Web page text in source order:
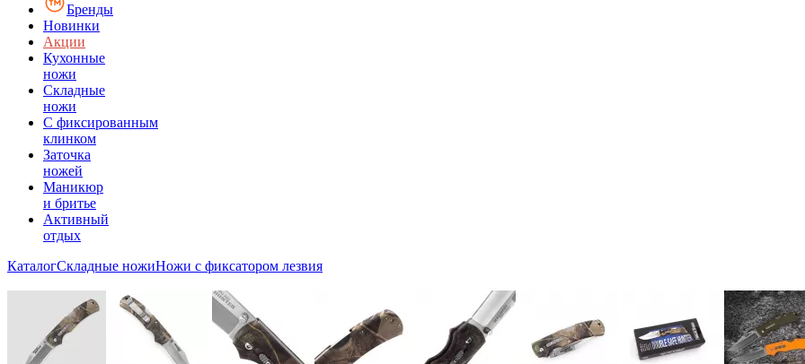
Бренды
Новинки
Акции
Кухонные
ножи
Складные
ножи
C фиксированным
клинком
Заточка
ножей
Маникюр
и бритье
Активный
отдых
КаталогСкладные ножиНожи с фиксатором лезвия